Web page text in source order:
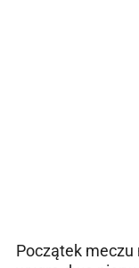
Początek meczu